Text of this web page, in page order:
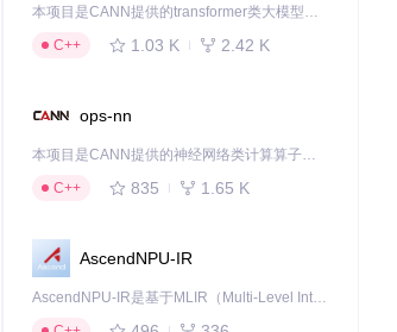
本项目是CANN提供的transformer类大模型算子库，实现网络在NPU上加速计算。
C++
1.03 K 2.42 K
ops-nn
本项目是CANN提供的神经网络类计算算子库，实现网络在NPU上加速计算。
C++
835 1.65 K
AscendNPU-IR
AscendNPU-IR是基于MLIR（Multi-Level Intermediate Representation）构建的，面向昇腾亲和算子编译时使用的中间表示，提供昇腾完备表达能力，通过编译优化提升昇腾AI处理器计算效率，支持通过生态框架使能昇腾AI处理器与深度调优